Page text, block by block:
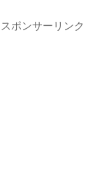
スポンサーリンク